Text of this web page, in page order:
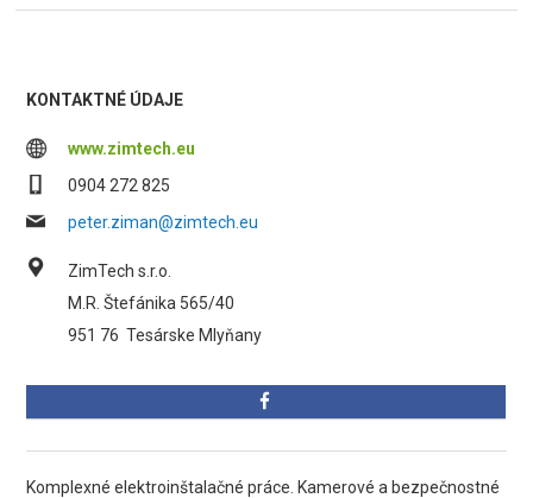
KONTAKTNÉ ÚDAJE
www.zimtech.eu
0904 272 825
peter.ziman@zimtech.eu
ZimTech s.r.o.
M.R. Štefánika 565/40
951 76 Tesárske Mlyňany
Komplexné elektroinštalačné práce. Kamerové a bezpečnostné